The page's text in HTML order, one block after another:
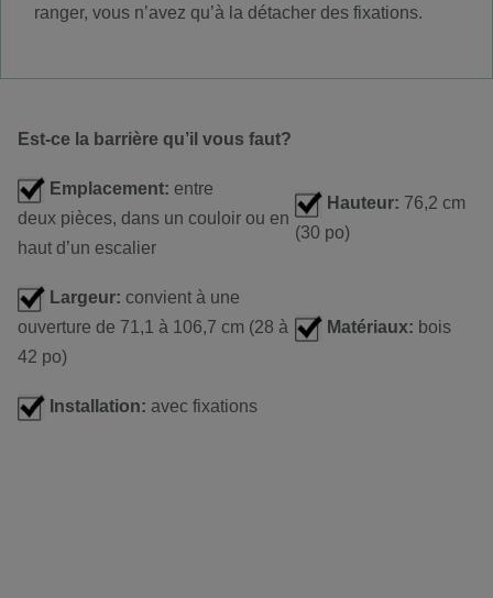
ranger, vous n’avez qu’à la détacher des fixations.
Est-ce la barrière qu’il vous faut?
Emplacement: entre
deux pièces, dans un couloir ou en
haut d’un escalier
Hauteur: 76,2 cm
(30 po)
Largeur: convient à une
ouverture de 71,1 à 106,7 cm (28 à
42 po)
Matériaux: bois
Installation: avec fixations